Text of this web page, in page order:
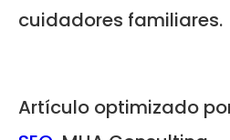
cuidadores familiares.
Artículo optimizado